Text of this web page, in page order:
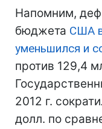
Напомним,
бюджета США
уменьшился и
против 129,4
2012 г.
долл. по